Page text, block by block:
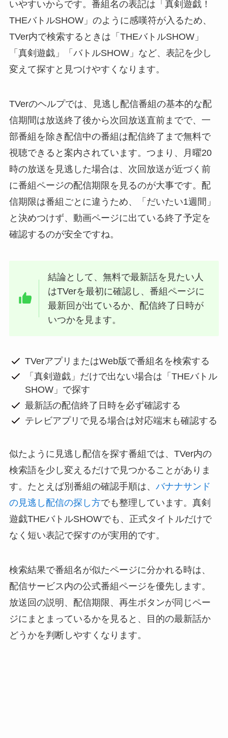
いやすいからです。番組名の表記は「真剣遊戯！
THEバトルSHOW」のように感嘆符が入るため、
TVer内で検索するときは「THEバトルSHOW」
「真剣遊戯」「バトルSHOW」など、表記を少し
変えて探すと見つけやすくなります。
TVerのヘルプでは、見逃し配信番組の基本的な配
信期間は放送終了後から次回放送直前までで、一
部番組を除き配信中の番組は配信終了まで無料で
視聴できると案内されています。つまり、月曜20
時の放送を見逃した場合は、次回放送が近づく前
に番組ページの配信期限を見るのが大事です。配
信期限は番組ごとに違うため、「だいたい1週間」
と決めつけず、動画ページに出ている終了予定を
確認するのが安全ですね。
結論として、無料で最新話を見たい人
はTVerを最初に確認し、番組ページに
最新回が出ているか、配信終了日時が
いつかを見ます。
TVerアプリまたはWeb版で番組名を検索する
「真剣遊戯」だけで出ない場合は「THEバトル
SHOW」で探す
最新話の配信終了日時を必ず確認する
テレビアプリで見る場合は対応端末も確認する
似たように見逃し配信を探す番組では、TVer内の
検索語を少し変えるだけで見つかることがありま
す。たとえば別番組の確認手順は、 バナナサンド
の見逃し配信の探し方でも整理しています。真剣
遊戯THEバトルSHOWでも、正式タイトルだけで
なく短い表記で探すのが実用的です。
検索結果で番組名が似たページに分かれる時は、
配信サービス内の公式番組ページを優先します。
放送回の説明、配信期限、再生ボタンが同じペー
ジにまとまっているかを見ると、目的の最新話か
どうかを判断しやすくなります。